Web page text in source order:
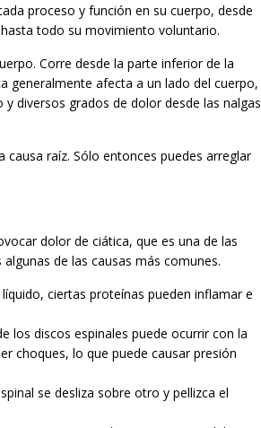
proceso y función en su cuerpo, desde
todo su movimiento voluntario.
Corre desde la parte inferior de la
generalmente afecta a un lado del cuerpo,
diversos grados de dolor desde las nalgas
raíz. Sólo entonces puedes arreglar
dolor de ciática, que es una de las
de las causas más comunes.
ciertas proteínas pueden inflamar e
los discos espinales puede ocurrir con la
choques, lo que puede causar presión
se desliza sobre otro y pellizca el